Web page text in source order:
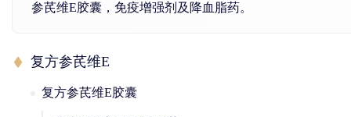
参芪维E胶囊，免疫增强剂及降血脂药。
复方参芪维E
复方参芪维E胶囊